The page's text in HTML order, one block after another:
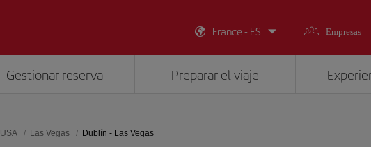
France - ES
Empresas
Gestionar reserva Preparar el viaje
USA Las Vegas Dublín - Las Vegas